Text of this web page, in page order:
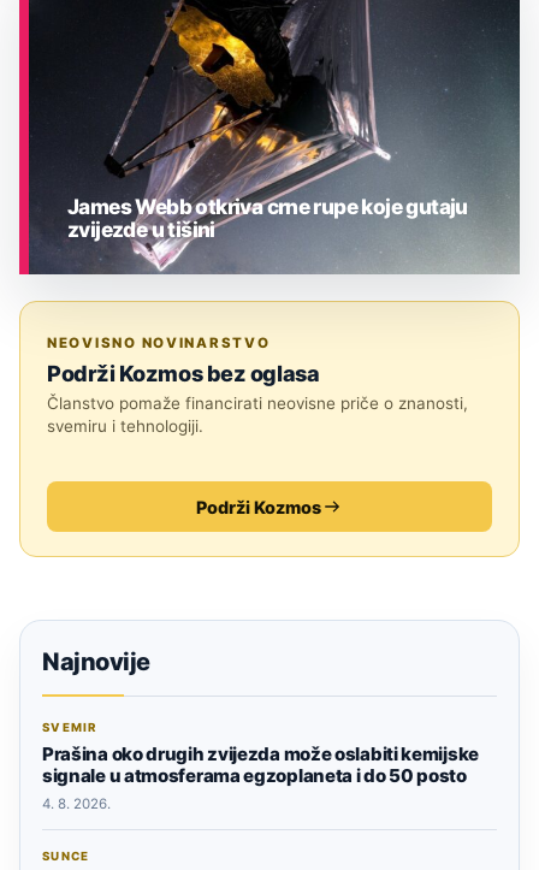
James Webb otkriva crne rupe koje gutaju
zvijezde u tišini
NEOVISNO NOVINARSTVO
Podrži Kozmos bez oglasa
Članstvo pomaže financirati neovisne priče o znanosti,
svemiru i tehnologiji.
Podrži Kozmos
Najnovije
SVEMIR
Prašina oko drugih zvijezda može oslabiti kemijske
signale u atmosferama egzoplaneta i do 50 posto
4. 8. 2026.
SUNCE